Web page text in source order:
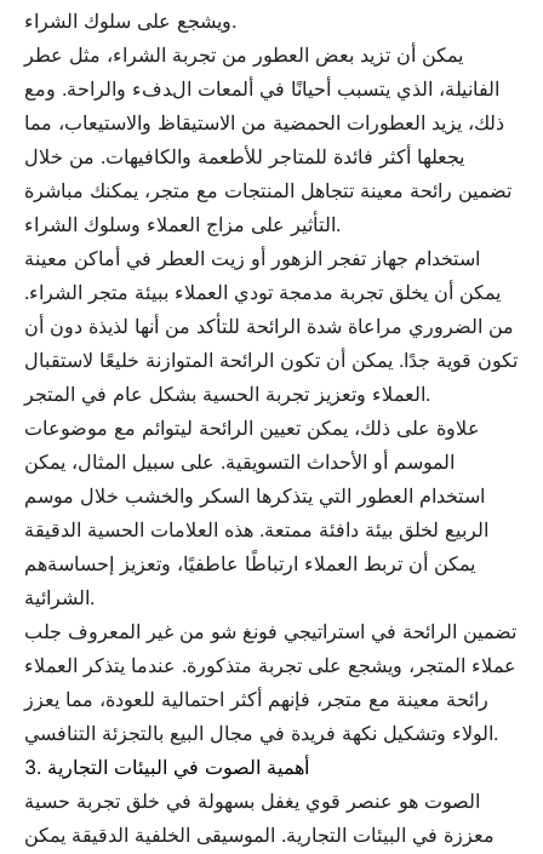
ويشجع على سلوك الشراء.
يمكن أن تزيد بعض العطور من تجربة الشراء، مثل عطر
الفانيلة، الذي يتسبب أحيانًا في ألمعات الدفء والراحة. ومع
ذلك، يزيد العطورات الحمضية من الاستيقاظ والاستيعاب، مما
يجعلها أكثر فائدة للمتاجر للأطعمة والكافيهات. من خلال
تضمين رائحة معينة تتجاهل المنتجات مع متجر، يمكنك مباشرة
التأثير على مزاج العملاء وسلوك الشراء.
استخدام جهاز تفجر الزهور أو زيت العطر في أماكن معينة
يمكن أن يخلق تجربة مدمجة تودي العملاء ببيئة متجر الشراء.
من الضروري مراعاة شدة الرائحة للتأكد من أنها لذيذة دون أن
تكون قوية جدًا. يمكن أن تكون الرائحة المتوازنة خليعًا لاستقبال
العملاء وتعزيز تجربة الحسية بشكل عام في المتجر.
علاوة على ذلك، يمكن تعيين الرائحة ليتوائم مع موضوعات
الموسم أو الأحداث التسويقية. على سبيل المثال، يمكن
استخدام العطور التي يتذكرها السكر والخشب خلال موسم
الربيع لخلق بيئة دافئة ممتعة. هذه العلامات الحسية الدقيقة
يمكن أن تربط العملاء ارتباطًا عاطفيًا، وتعزيز إحساسةهم
الشرائية.
تضمين الرائحة في استراتيجي فونغ شو من غير المعروف جلب
عملاء المتجر، ويشجع على تجربة متذكورة. عندما يتذكر العملاء
رائحة معينة مع متجر، فإنهم أكثر احتمالية للعودة، مما يعزز
الولاء وتشكيل نكهة فريدة في مجال البيع بالتجزئة التنافسي.
3. أهمية الصوت في البيئات التجارية
الصوت هو عنصر قوي يغفل بسهولة في خلق تجربة حسية
معززة في البيئات التجارية. الموسيقى الخلفية الدقيقة يمكن